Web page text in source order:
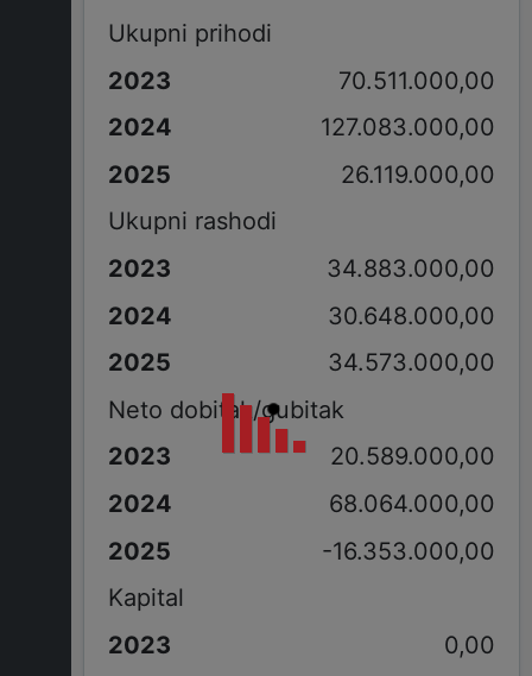
Ukupni prihodi
70.511.000,00
127.083.000,00
26.119.000,00
Ukupni rashodi
34.883.000,00
30.648.000,00
34.573.000,00
Neto dobitak/gubitak
20.589.000,00
68.064.000,00
-16.353.000,00
Kapital
0,00